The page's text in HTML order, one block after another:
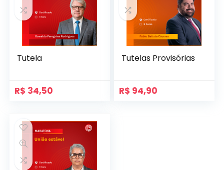
Tutela
R$ 34,50
Tutelas Provisórias
R$ 94,90